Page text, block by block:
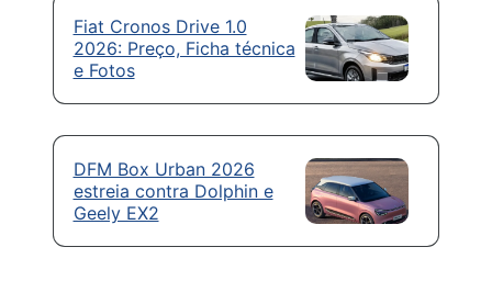
Fiat Cronos Drive 1.0
2026: Preço, Ficha técnica
e Fotos
DFM Box Urban 2026
estreia contra Dolphin e
Geely EX2